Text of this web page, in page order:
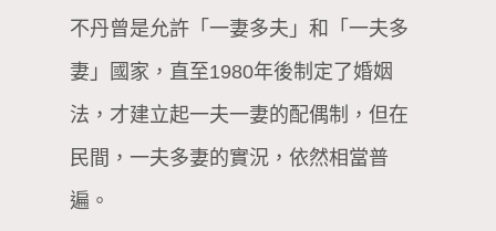
不丹曾是允許「一妻多夫」和「一夫多
妻」國家，直至1980年後制定了婚姻
法，才建立起一夫一妻的配偶制，但在
民間，一夫多妻的實況，依然相當普
遍。